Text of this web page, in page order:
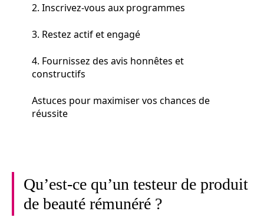
2. Inscrivez-vous aux programmes
3. Restez actif et engagé
4. Fournissez des avis honnêtes et
constructifs
Astuces pour maximiser vos chances de
réussite
Qu’est-ce qu’un testeur de produit
de beauté rémunéré ?